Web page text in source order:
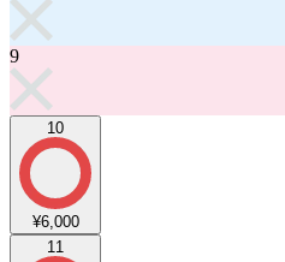
9
10
¥6,000
11